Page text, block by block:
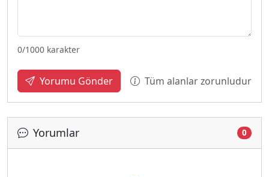
0/1000 karakter
Yorumu Gönder Tüm alanlar zorunludur
Yorumlar 0